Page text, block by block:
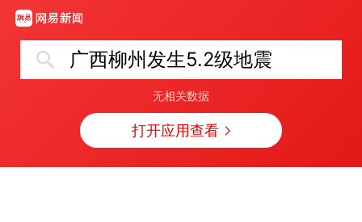
广西柳州发生5.2级地震
无相关数据
打开应用查看